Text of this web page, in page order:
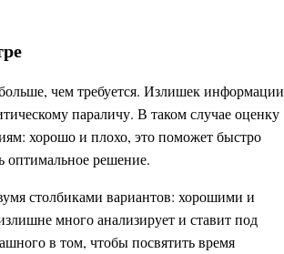
чем требуется. Излишек информации
параличу. В таком случае оценку
хорошо и плохо, это поможет быстро
оптимальное решение.
столбиками вариантов: хорошими и
много анализирует и ставит под
в том, чтобы посвятить время